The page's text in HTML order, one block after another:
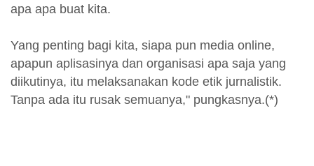
apa apa buat kita.
Yang penting bagi kita, siapa pun media online,
apapun aplisasinya dan organisasi apa saja yang
diikutinya, itu melaksanakan kode etik jurnalistik.
Tanpa ada itu rusak semuanya," pungkasnya.(*)